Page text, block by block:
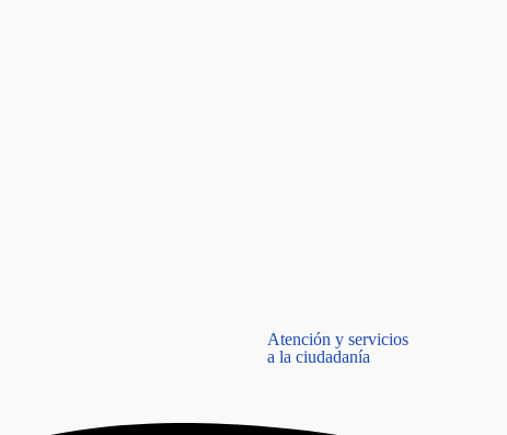
Atención y servicios
a la ciudadanía